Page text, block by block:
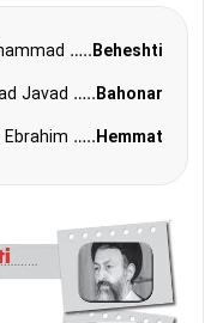
…..Beheshti
Javad …..Bahonar
…..Hemmat